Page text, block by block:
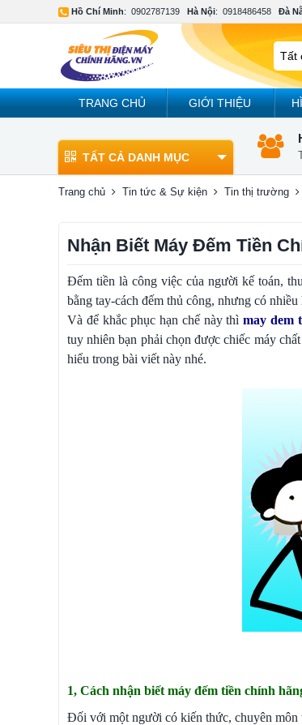
Hồ Chí Minh: 0902787139 Hà Nội: 0918486458 Đà
TRANG CHỦ GIỚI THIỆU
TẤT CẢ DANH MỤC
Trang chủ Tin tức & Sự kiện Tin thị trường
Nhận Biết Máy Đếm Tiền
Đếm tiền là công việc của người kế toán,
bằng tay-cách đếm thủ công, nhưng có
Và để khắc phục hạn chế này thìmay dem
tuy nhiên bạn phải chọn được chiếc máy
hiểu trong bài viết này nhé.
1, Cách nhận biết máy đếm tiền chính
Đối với một người có kiến thức, chuyên môn